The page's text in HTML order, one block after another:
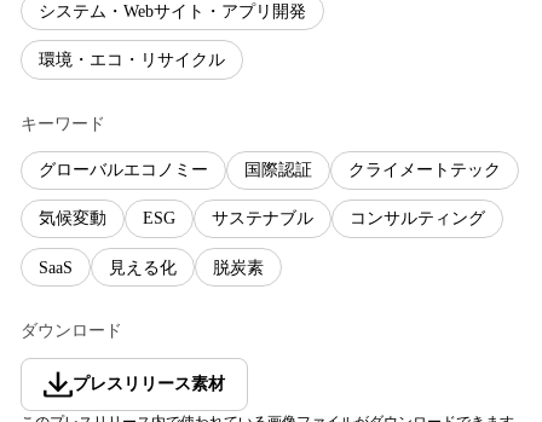
システム・Webサイト・アプリ開発
環境・エコ・リサイクル
キーワード
グローバルエコノミー 国際認証 クライメートテック
気候変動 ESG サステナブル コンサルティング
SaaS 見える化 脱炭素
ダウンロード
プレスリリース素材